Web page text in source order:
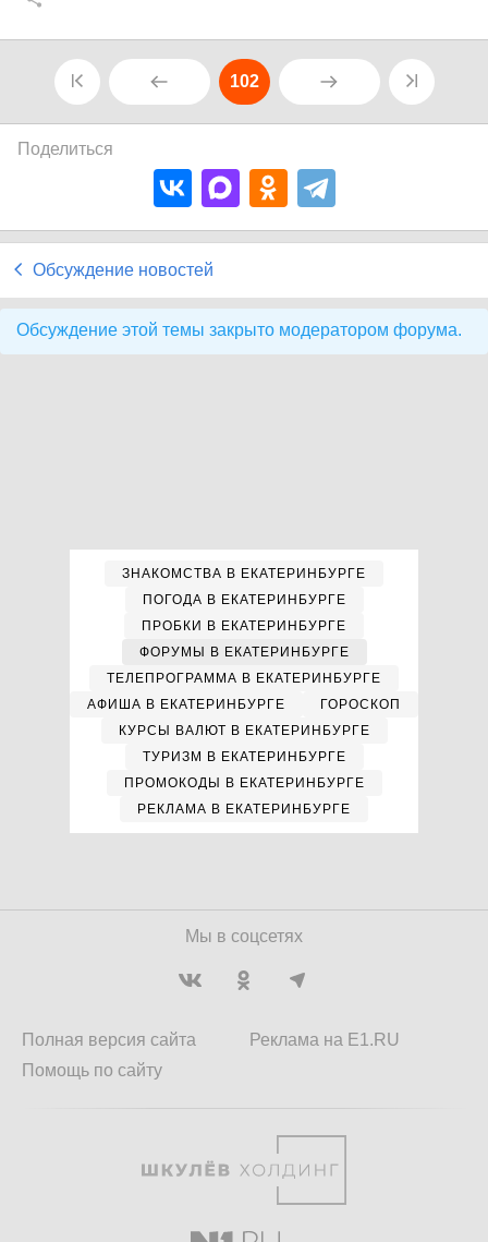
102
Поделиться
Обсуждение новостей
Обсуждение этой темы закрыто модератором форума.
ЗНАКОМСТВА В ЕКАТЕРИНБУРГЕ
ПОГОДА В ЕКАТЕРИНБУРГЕ
ПРОБКИ В ЕКАТЕРИНБУРГЕ
ФОРУМЫ В ЕКАТЕРИНБУРГЕ
ТЕЛЕПРОГРАММА В ЕКАТЕРИНБУРГЕ
АФИША В ЕКАТЕРИНБУРГЕ
ГОРОСКОП
КУРСЫ ВАЛЮТ В ЕКАТЕРИНБУРГЕ
ТУРИЗМ В ЕКАТЕРИНБУРГЕ
ПРОМОКОДЫ В ЕКАТЕРИНБУРГЕ
РЕКЛАМА В ЕКАТЕРИНБУРГЕ
Мы в соцсетях
Полная версия сайта
Помощь по сайту
Реклама на E1.RU